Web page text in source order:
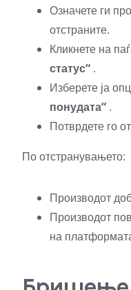
Означете ги
отстраните.
Кликнете на
статус“ .
Изберете ја
понудата“ .
Потврдете го
По отстранувањето:
Производот
Производот
на